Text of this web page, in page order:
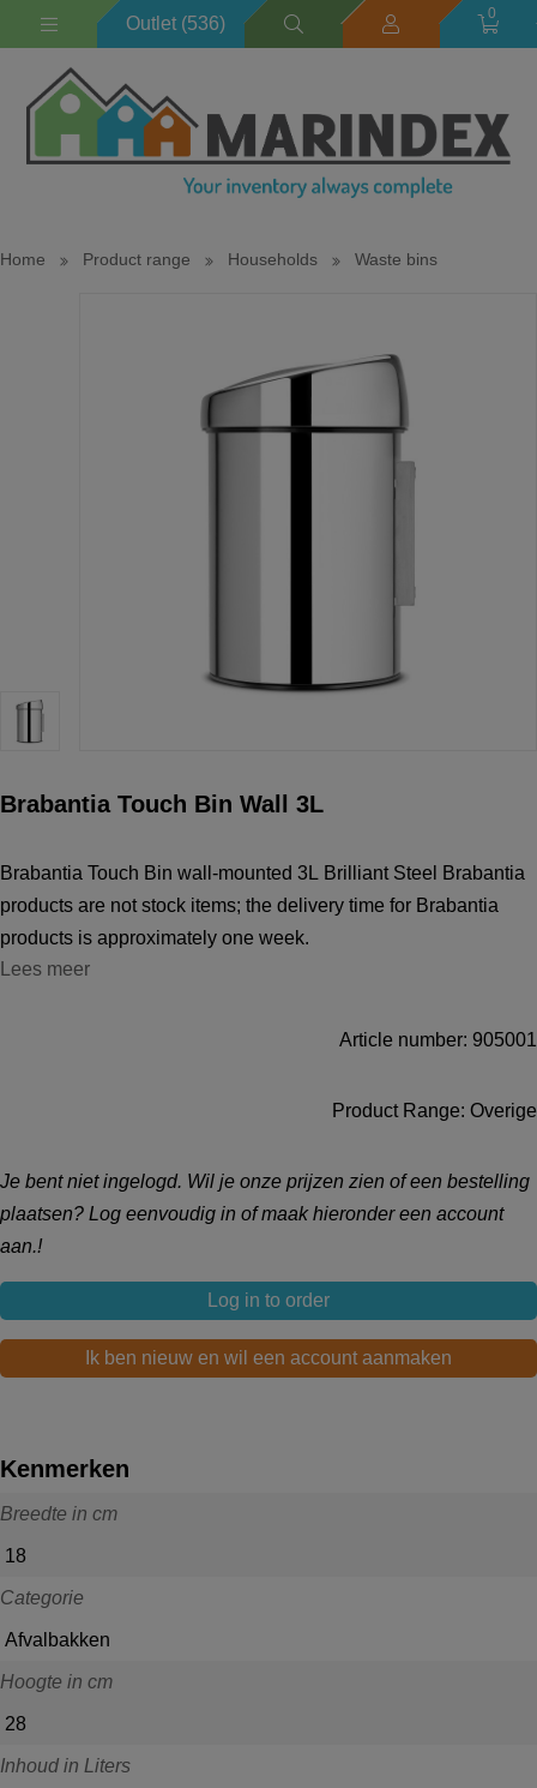
Outlet (536) 0
Home Product range Households Waste bins
Brabantia Touch Bin Wall 3L
Brabantia Touch Bin wall-mounted 3L Brilliant Steel Brabantia
products are not stock items; the delivery time for Brabantia
products is approximately one week.
Lees meer
Article number: 905001
Product Range: Overige
Je bent niet ingelogd. Wil je onze prijzen zien of een bestelling
plaatsen? Log eenvoudig in of maak hieronder een account
aan.!
Log in to order
Ik ben nieuw en wil een account aanmaken
Kenmerken
Breedte in cm
18
Categorie
Afvalbakken
Hoogte in cm
28
Inhoud in Liters